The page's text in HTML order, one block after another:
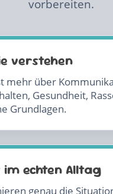
vorbereiten.
verstehen
mehr über
Gesundheit,
Grundlagen.
im echten Alltag
genau die